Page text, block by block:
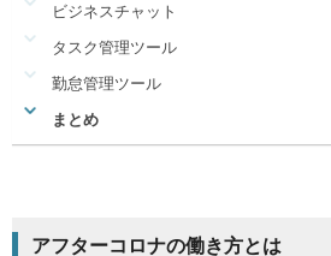
ビジネスチャット
タスク管理ツール
勤怠管理ツール
まとめ
アフターコロナの働き方とは